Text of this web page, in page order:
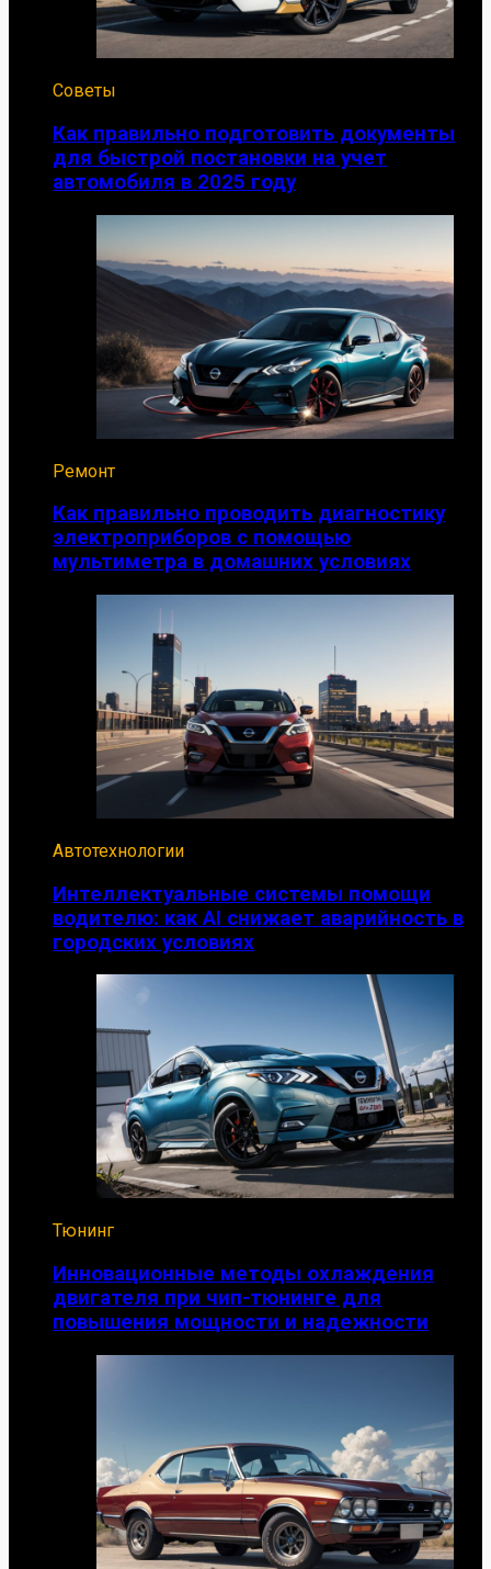
Советы
Как правильно подготовить документы
для быстрой постановки на учет
автомобиля в 2025 году
Ремонт
Как правильно проводить диагностику
электроприборов с помощью
мультиметра в домашних условиях
Автотехнологии
Интеллектуальные системы помощи
водителю: как AI снижает аварийность в
городских условиях
Тюнинг
Инновационные методы охлаждения
двигателя при чип-тюнинге для
повышения мощности и надежности